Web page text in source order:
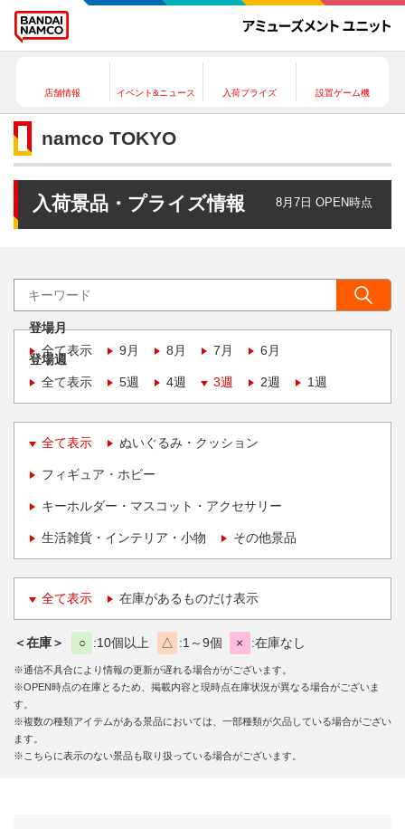
店舗情報 イベント&ニュース 入荷プライズ 設置ゲーム機
namco TOKYO
入荷景品・プライズ情報 8月7日 OPEN時点
登場月
全て表示
9月 8月 7月 6月
登場週
全て表示
5週 4週 3週 2週 1週
全て表示 ぬいぐるみ・クッション
フィギュア・ホビー
キーホルダー・マスコット・アクセサリー
生活雑貨・インテリア・小物 その他景品
全て表示 在庫があるものだけ表示
＜在庫＞ ○ 10個以上 △ 1～9個 × 在庫なし
※通信不具合により情報の更新が遅れる場合ががございます。
※OPEN時点の在庫とるため、掲載内容と現時点在庫状況が異なる場合がございま
す。
※複数の種類アイテムがある景品においては、一部種類が欠品している場合がござい
ます。
※こちらに表示のない景品も取り扱っている場合がございます。